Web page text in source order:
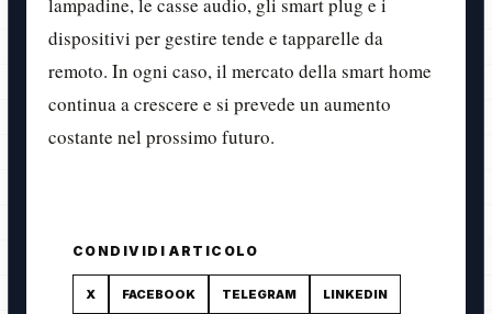
lampadine, le casse audio, gli smart plug e i
dispositivi per gestire tende e tapparelle da
remoto. In ogni caso, il mercato della smart home
continua a crescere e si prevede un aumento
costante nel prossimo futuro.
CONDIVIDI ARTICOLO
X FACEBOOK TELEGRAM LINKEDIN